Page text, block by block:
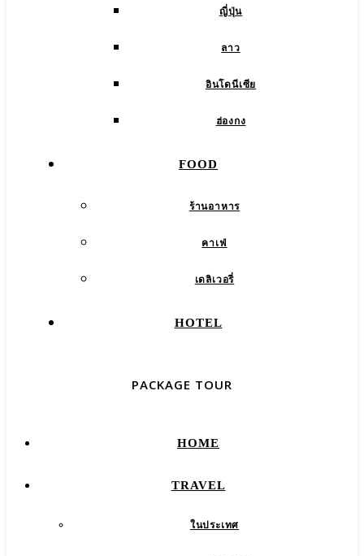
ญี่ปุ่น
ลาว
อินโดนีเซีย
ฮ่องกง
FOOD
ร้านอาหาร
คาเฟ่
เดลิเวอรี่
HOTEL
PACKAGE TOUR
HOME
TRAVEL
ในประเทศ